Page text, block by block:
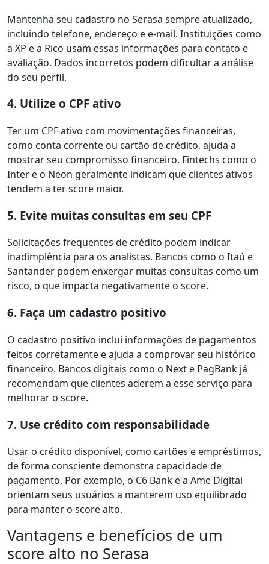
Mantenha seu cadastro no Serasa sempre atualizado,
incluindo telefone, endereço e e-mail. Instituições como
a XP e a Rico usam essas informações para contato e
avaliação. Dados incorretos podem dificultar a análise
do seu perfil.
4. Utilize o CPF ativo
Ter um CPF ativo com movimentações financeiras,
como conta corrente ou cartão de crédito, ajuda a
mostrar seu compromisso financeiro. Fintechs como o
Inter e o Neon geralmente indicam que clientes ativos
tendem a ter score maior.
5. Evite muitas consultas em seu CPF
Solicitações frequentes de crédito podem indicar
inadimplência para os analistas. Bancos como o Itaú e
Santander podem enxergar muitas consultas como um
risco, o que impacta negativamente o score.
6. Faça um cadastro positivo
O cadastro positivo inclui informações de pagamentos
feitos corretamente e ajuda a comprovar seu histórico
financeiro. Bancos digitais como o Next e PagBank já
recomendam que clientes aderem a esse serviço para
melhorar o score.
7. Use crédito com responsabilidade
Usar o crédito disponível, como cartões e empréstimos,
de forma consciente demonstra capacidade de
pagamento. Por exemplo, o C6 Bank e a Ame Digital
orientam seus usuários a manterem uso equilibrado
para manter o score alto.
Vantagens e benefícios de um
score alto no Serasa